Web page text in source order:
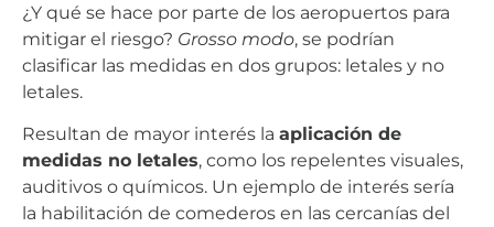
¿Y qué se hace por parte de los aeropuertos para
mitigar el riesgo? Grosso modo, se podrían
clasificar las medidas en dos grupos: letales y no
letales.
Resultan de mayor interés la aplicación de
medidas no letales, como los repelentes visuales,
auditivos o químicos. Un ejemplo de interés sería
la habilitación de comederos en las cercanías del